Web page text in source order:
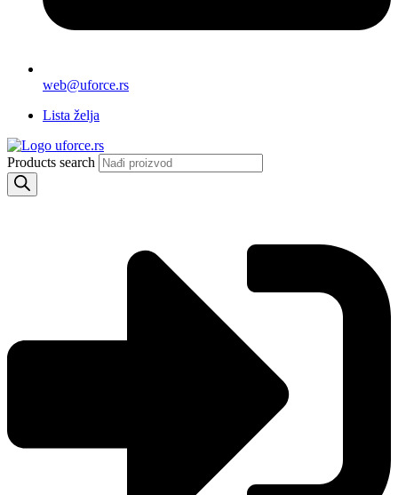
web@uforce.rs
Lista želja
Products search